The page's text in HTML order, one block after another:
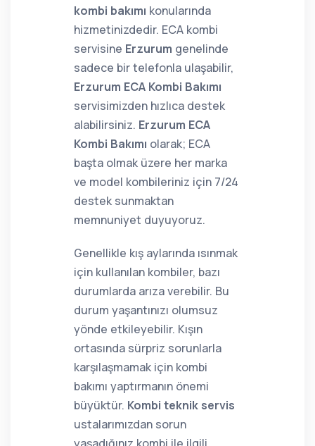
kombi bakımı konularında
hizmetinizdedir. ECA kombi
servisine Erzurum genelinde
sadece bir telefonla ulaşabilir,
Erzurum ECA Kombi Bakımı
servisimizden hızlıca destek
alabilirsiniz. Erzurum ECA
Kombi Bakımı olarak; ECA
başta olmak üzere her marka
ve model kombileriniz için 7/24
destek sunmaktan
memnuniyet duyuyoruz.
Genellikle kış aylarında ısınmak
için kullanılan kombiler, bazı
durumlarda arıza verebilir. Bu
durum yaşantınızı olumsuz
yönde etkileyebilir. Kışın
ortasında sürpriz sorunlarla
karşılaşmamak için kombi
bakımı yaptırmanın önemi
büyüktür. Kombi teknik servis
ustalarımızdan sorun